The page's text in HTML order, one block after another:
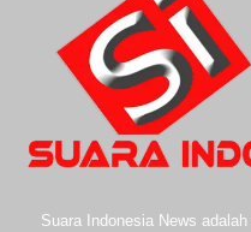
Suara Indonesia News